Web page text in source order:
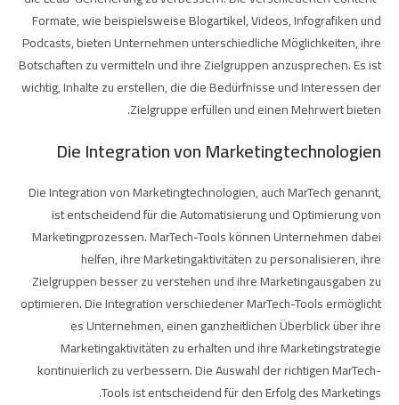
Formate, wie beispielsweise Blogartikel, Videos, Infografiken und
Podcasts, bieten Unternehmen unterschiedliche Möglichkeiten, ihre
Botschaften zu vermitteln und ihre Zielgruppen anzusprechen. Es ist
wichtig, Inhalte zu erstellen, die die Bedürfnisse und Interessen der
Zielgruppe erfüllen und einen Mehrwert bieten.
Die Integration von Marketingtechnologien
Die Integration von Marketingtechnologien, auch MarTech genannt,
ist entscheidend für die Automatisierung und Optimierung von
Marketingprozessen. MarTech-Tools können Unternehmen dabei
helfen, ihre Marketingaktivitäten zu personalisieren, ihre
Zielgruppen besser zu verstehen und ihre Marketingausgaben zu
optimieren. Die Integration verschiedener MarTech-Tools ermöglicht
es Unternehmen, einen ganzheitlichen Überblick über ihre
Marketingaktivitäten zu erhalten und ihre Marketingstrategie
kontinuierlich zu verbessern. Die Auswahl der richtigen MarTech-
Tools ist entscheidend für den Erfolg des Marketings.